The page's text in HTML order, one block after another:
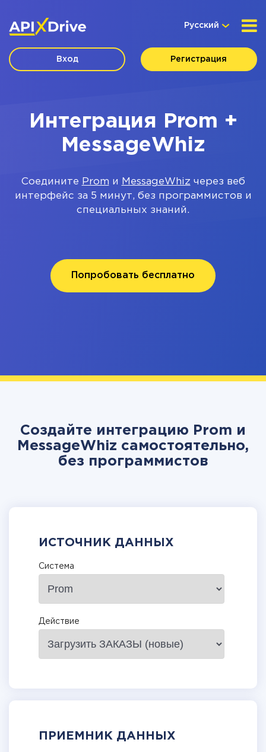
Русский
Вход Регистрация
Интеграция Prom +
MessageWhiz
Соедините Prom и MessageWhiz через веб
интерфейс за 5 минут, без программистов и
специальных знаний.
Попробовать бесплатно
Создайте интеграцию Prom и
MessageWhiz самостоятельно,
без программистов
ИСТОЧНИК ДАННЫХ
Система
Действие
ПРИЕМНИК ДАННЫХ